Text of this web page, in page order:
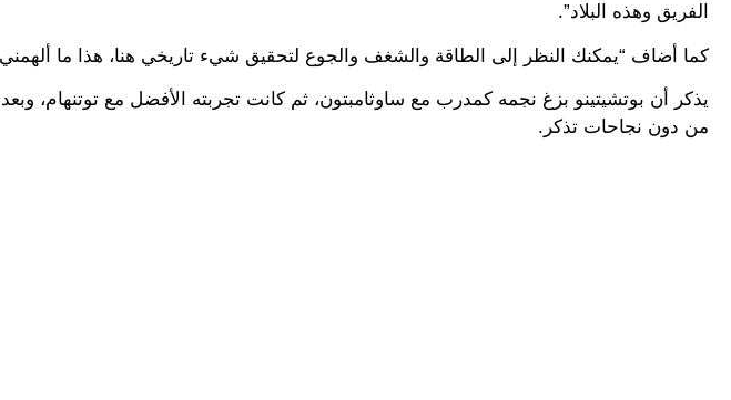
الفريق وهذه البلاد”.
كما أضاف “يمكنك النظر إلى الطاقة والشغف والجوع لتحقيق شيء تاريخي هنا، هذا ما ألهمني
يذكر أن بوتشيتينو بزغ نجمه كمدرب مع ساوثامبتون، ثم كانت تجربته الأفضل مع
من دون نجاحات تذكر.